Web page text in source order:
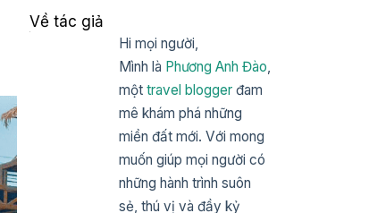
Về tác giả
Hi mọi người,
Mình là Phương Anh Đào
một travel blogger đam
mê khám phá những
miền đất mới. Với mong
muốn giúp mọi người có
những hành trình suôn
sẻ, thú vị và đầy kỷ